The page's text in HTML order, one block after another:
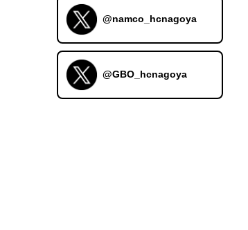
@namco_hcnagoya
@GBO_hcnagoya